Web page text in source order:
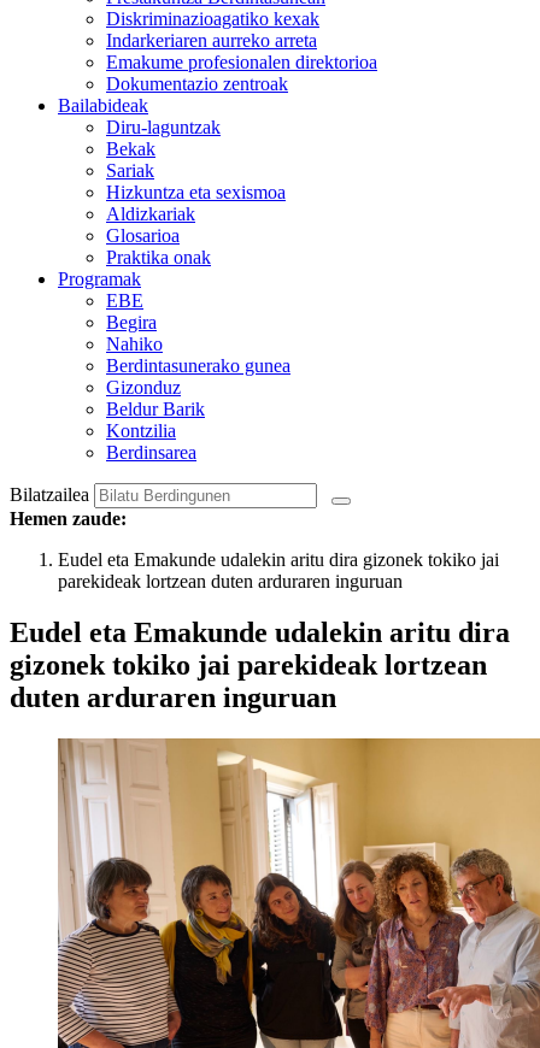
Diskriminazioagatiko kexak
Indarkeriaren aurreko arreta
Emakume profesionalen direktorioa
Dokumentazio zentroak
Bailabideak
Diru-laguntzak
Bekak
Sariak
Hizkuntza eta sexismoa
Aldizkariak
Glosarioa
Praktika onak
Programak
EBE
Begira
Nahiko
Berdintasunerako gunea
Gizonduz
Beldur Barik
Kontzilia
Berdinsarea
Bilatzailea
Hemen zaude:
Eudel eta Emakunde udalekin aritu dira gizonek tokiko jai
parekideak lortzean duten arduraren inguruan
Eudel eta Emakunde udalekin aritu dira
gizonek tokiko jai parekideak lortzean
duten arduraren inguruan